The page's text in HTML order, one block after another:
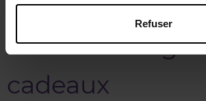
Refuser
Nos emballages
cadeaux